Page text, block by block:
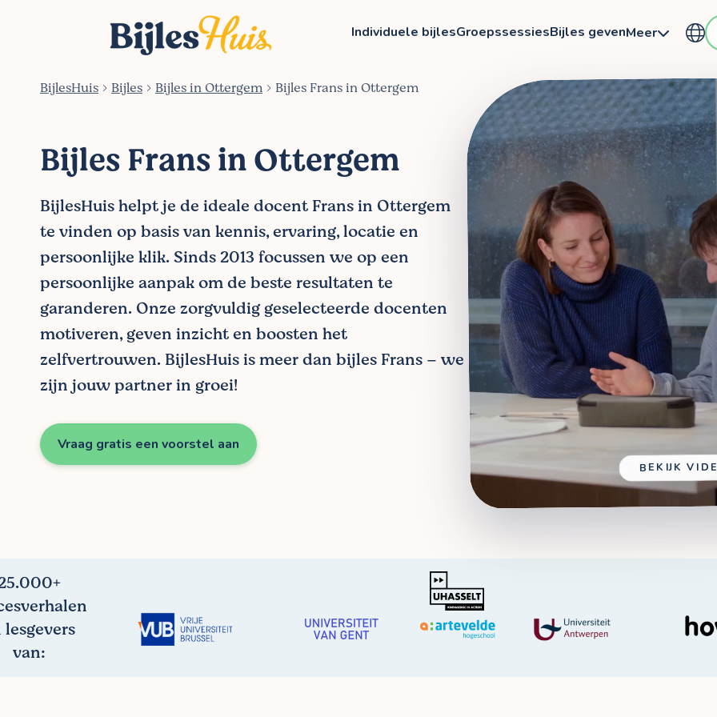
Individuele bijlesGroepssessiesBijles gevenMeer
BijlesHuis Bijles Bijles in Ottergem Bijles Frans in Ottergem
Bijles Frans in Ottergem
BijlesHuis helpt je de ideale docent Frans in Ottergem
te vinden op basis van kennis, ervaring, locatie en
persoonlijke klik. Sinds 2013 focussen we op een
persoonlijke aanpak om de beste resultaten te
garanderen. Onze zorgvuldig geselecteerde docenten
motiveren, geven inzicht en boosten het
zelfvertrouwen. BijlesHuis is meer dan bijles Frans – we
zijn jouw partner in groei!
Vraag gratis een voorstel aan
BEKIJK
lesgevers
van: